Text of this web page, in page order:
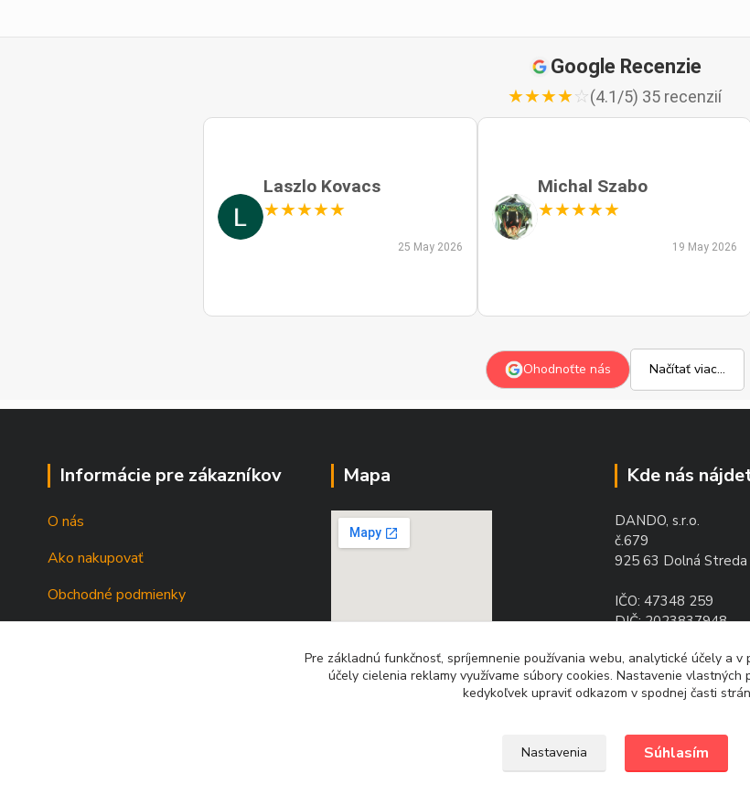
Google Recenzie
★★★★☆(4.1/5) 35 recenzií
Laszlo Kovacs
★★★★★
25 May 2026
Michal Szabo
★★★★★
19 May 2026
Ohodnoťte nás Načítať viac...
Informácie pre zákazníkov
O nás
Ako nakupovať
Obchodné podmienky
Mapa Kde nás
DANDO, s.r.o.
č.679
925 63 Dolná Streda
IČO: 47348 259
DIČ: 2023837948
Pre základnú funkčnosť, spríjemnenie používania webu, analytické účely a
účely cielenia reklamy využívame súbory cookies. Nastavenie vlastných
kedykoľvek upraviť odkazom v spodnej časti
Nastavenia Súhlasím